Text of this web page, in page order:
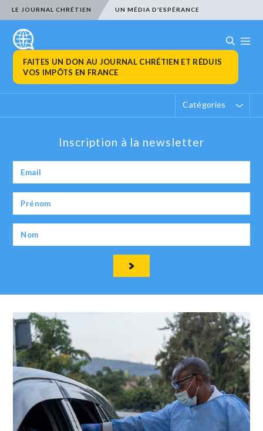
LE JOURNAL CHRÉTIEN UN MÉDIA D’ESPÉRANCE
FAITES UN DON AU JOURNAL CHRÉTIEN ET RÉDUIS
VOS IMPÔTS EN FRANCE
Catégories
Inscription à la newsletter